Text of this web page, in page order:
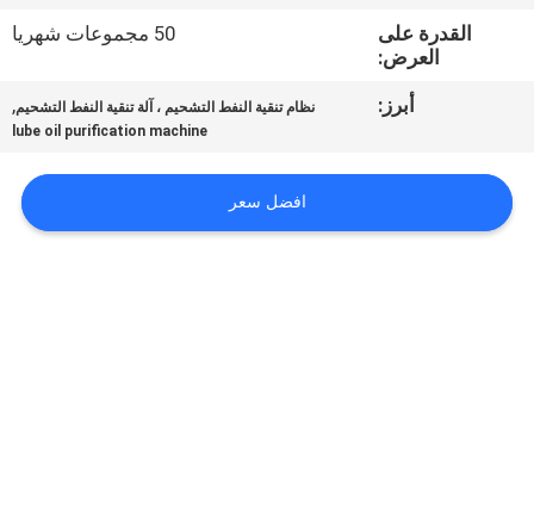
اتصل
اطلب
القدرة على
العرض:
50 مجموعات شهريا
أبرز: نظام تنقية النفط التشحيم ، آلة تنقية النفط التشحيم,
lube oil purification machine
افضل سعر